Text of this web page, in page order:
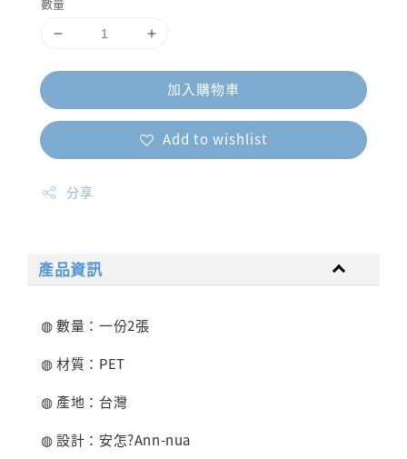
加入購物車
Add to wishlist
分享
產品資訊
◍ 數量：一份2張
◍ 材質：PET
◍ 產地：台灣
◍ 設計：安怎?Ann-nua